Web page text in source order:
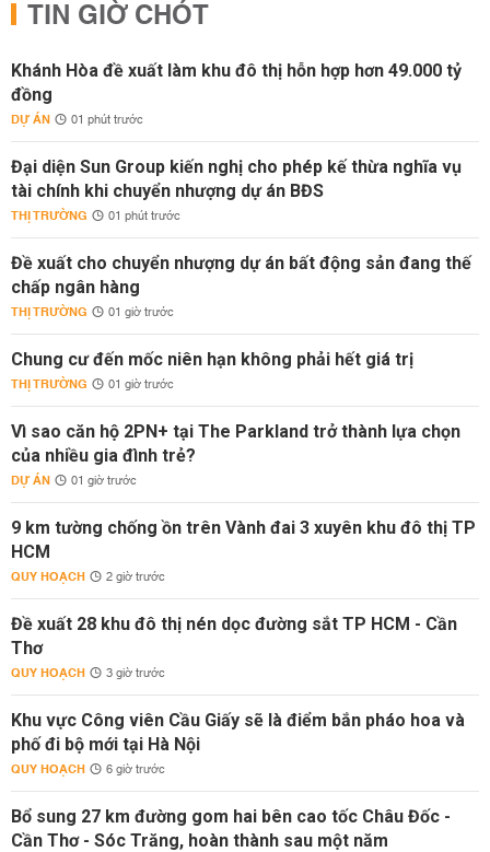
TIN GIỜ CHÓT
Khánh Hòa đề xuất làm khu đô thị hỗn hợp hơn 49.000 tỷ
đồng
DỰ ÁN 01 phút trước
Đại diện Sun Group kiến nghị cho phép kế thừa nghĩa vụ
tài chính khi chuyển nhượng dự án BĐS
THỊ TRƯỜNG 01 phút trước
Đề xuất cho chuyển nhượng dự án bất động sản đang thế
chấp ngân hàng
THỊ TRƯỜNG 01 giờ trước
Chung cư đến mốc niên hạn không phải hết giá trị
THỊ TRƯỜNG 01 giờ trước
Vì sao căn hộ 2PN+ tại The Parkland trở thành lựa chọn
của nhiều gia đình trẻ?
DỰ ÁN 01 giờ trước
9 km tường chống ồn trên Vành đai 3 xuyên khu đô thị TP
HCM
QUY HOẠCH 2 giờ trước
Đề xuất 28 khu đô thị nén dọc đường sắt TP HCM - Cần
Thơ
QUY HOẠCH 3 giờ trước
Khu vực Công viên Cầu Giấy sẽ là điểm bắn pháo hoa và
phố đi bộ mới tại Hà Nội
QUY HOẠCH 6 giờ trước
Bổ sung 27 km đường gom hai bên cao tốc Châu Đốc -
Cần Thơ - Sóc Trăng, hoàn thành sau một năm